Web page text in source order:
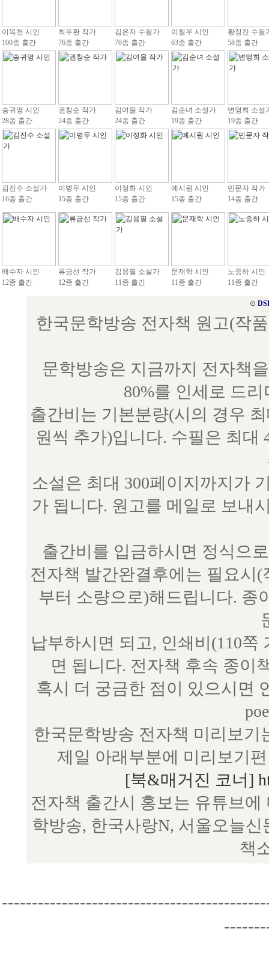
이옥천 시인
100종 출간
최두환 작가
76종 출간
김은자 수필가
70종 출간
이철우 시인
63종 출간
황장진 수필
58종 출간
송귀영 시인
28종 출간
권창순 작가
24종 출간
김여울 작가
24종 출간
김순녀 소설가
19종 출간
변영희 소설
19종 출간
김진수 소설가
16종 출간
이병두 시인
15종 출간
이정화 시인
15종 출간
예시원 시인
15종 출간
민문자 작가
14종 출간
배수자 시인
12종 출간
류금선 작가
12종 출간
김용필 소설가
11종 출간
문재학 시인
11종 출간
노중하 시인
11종 출간
⊙
한국문학방송 전자책 원고(작
문학방송은 지금까지 전자책
80%를 인세로 드
출간비는 기본분량(시의 경우
원씩 추가)입니다. 수필은 최대
소설은 최대 300페이지까지가
가 됩니다. 원고를 메일로 보내
출간비를 입금하시면 정식으
전자책 발간완결후에는 필요시
부터 소량으로)해드립니다. 종
납부하시면 되고, 인쇄비(110
면 됩니다. 전자책 후속 종이
혹시 더 궁금한 점이 있으시면
한국문학방송 전자책 미리보
제일 아래부분에 미리보기
[북&매거진 코너]
전자책 출간시 홍보는 유튜브
학방송, 한국사랑N, 서울오늘
책